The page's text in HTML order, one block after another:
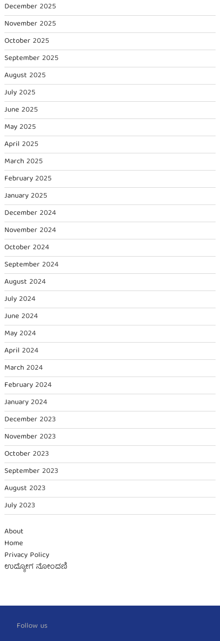
December 2025
November 2025
October 2025
September 2025
August 2025
July 2025
June 2025
May 2025
April 2025
March 2025
February 2025
January 2025
December 2024
November 2024
October 2024
September 2024
August 2024
July 2024
June 2024
May 2024
April 2024
March 2024
February 2024
January 2024
December 2023
November 2023
October 2023
September 2023
August 2023
July 2023
About
Home
Privacy Policy
ಉದ್ಯೋಗ ನೋಂದಣಿ
Follow us